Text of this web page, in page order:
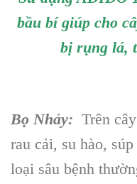
bầu bí giúp cho
bị rụng lá,
Bọ Nhảy: Trên
rau cải, su hào,
loại sâu bệnh